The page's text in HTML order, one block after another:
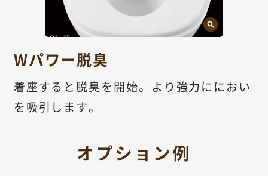
Wパワー脱臭
着座すると脱臭を開始。より強力ににおい
を吸引します。
オプション例